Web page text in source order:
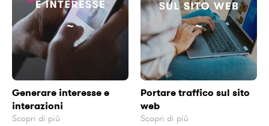
Generare interesse e
interazioni
Scopri di più
Portare traffico sul sito
web
Scopri di più